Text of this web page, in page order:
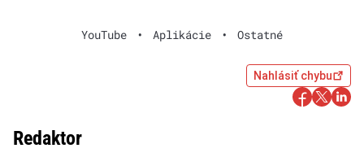
YouTube • Aplikácie • Ostatné
Nahlásiť chybu
Redaktor